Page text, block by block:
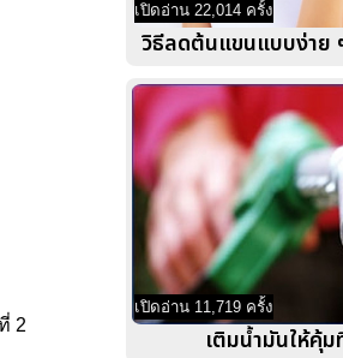
2
เปิดอ่าน 22,014 ครั้ง
วิธีลดต้นแขนแบบง่าย
เปิดอ่าน 11,719 ครั้ง
เติมน้ำมันให้คุ้